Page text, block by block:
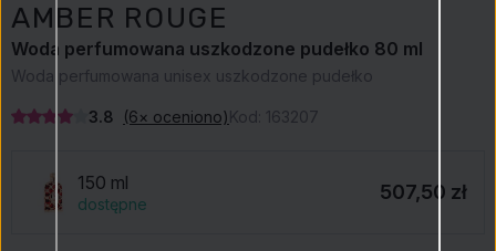
AMBER ROUGE
Woda perfumowana uszkodzone pudełko 80 ml
Woda perfumowana unisex uszkodzone pudełko
3.8 (6× oceniono)Kod: 163207
150 ml
dostępne 507,50 zł